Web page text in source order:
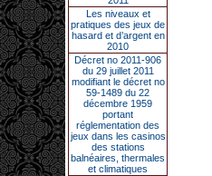
Les niveaux et
pratiques des jeux de
hasard et d’argent en
2010
Décret no 2011-906
du 29 juillet 2011
modifiant le décret no
59-1489 du 22
décembre 1959
portant
réglementation des
jeux dans les casinos
des stations
balnéaires, thermales
et climatiques